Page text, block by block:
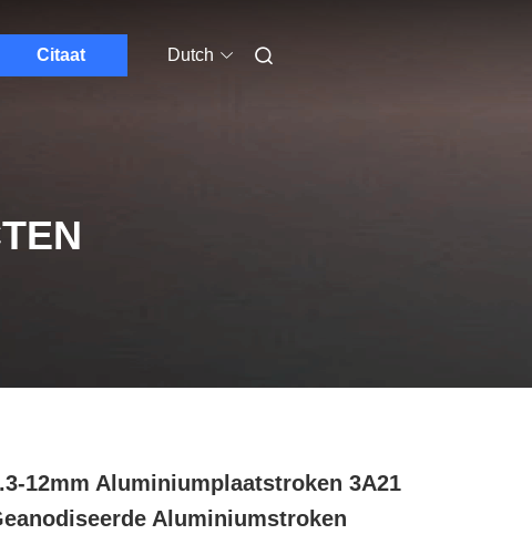
Citaat Dutch
12mm Aluminiumplaatstroken 3A21
Aluminiumstroken